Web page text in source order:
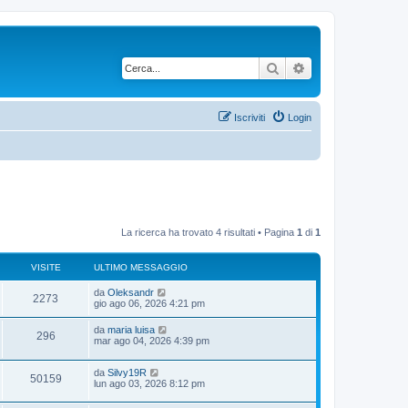
Cerca
Login
Iscriviti
La ricerca ha trovato 4 risultati • Pagina 1 di 1
VISITE ULTIMO MESSAGGIO
2273
i
U
l
m
o
e
s
s
a
da Oleksandr
gio ago 06, 2026 4:21 pm
296V
i
s
U
l
i
m
o
e
da maria luisa
mar ago 04, 2026 4:39 pm
50159V
i
U
l
i
da Silvy19R
lun ago 03, 2026 8:12 pm